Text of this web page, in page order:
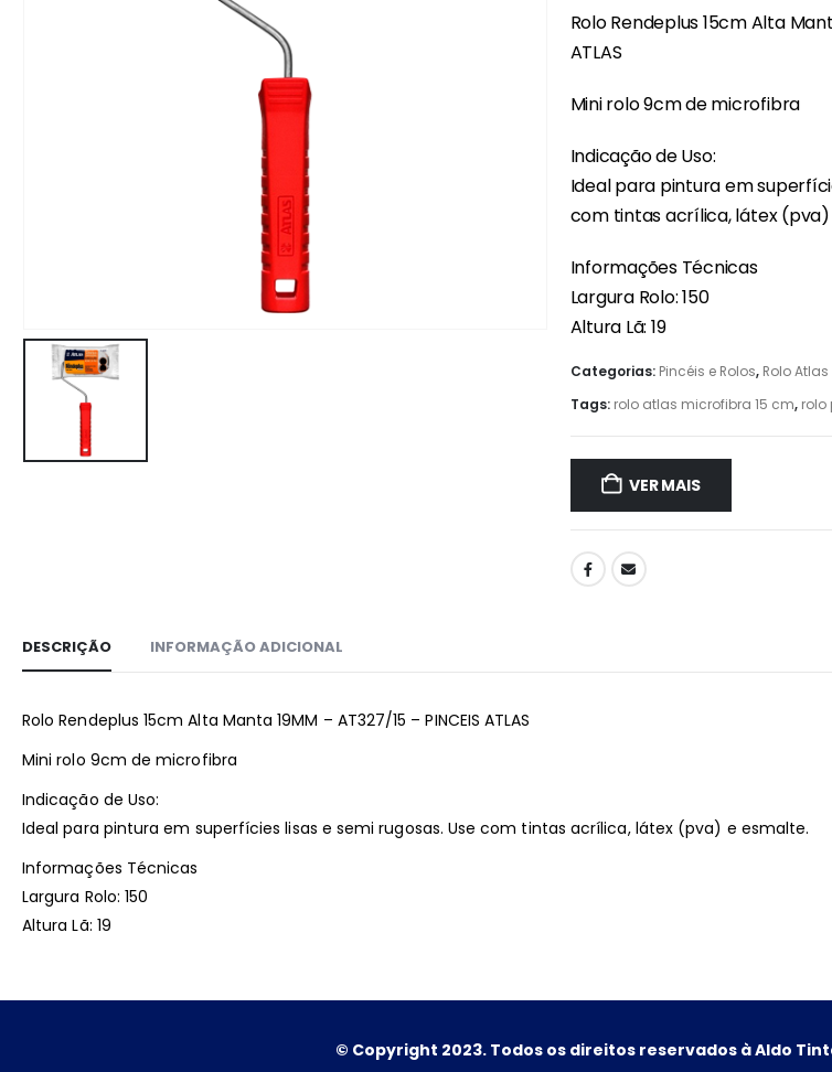
Rolo Rendeplus 15cm Alta
ATLAS
Mini rolo 9cm de microfibra
Indicação de Uso:
Ideal para pintura em
com tintas acrílica, látex (pva)
Informações Técnicas
Largura Rolo: 150
Altura Lã: 19
Categorias: Pincéis e Rolos, Rolo Atlas
Tags: rolo atlas microfibra 15 cm, rolo
VER MAIS
DESCRIÇÃO INFORMAÇÃO ADICIONAL
Rolo Rendeplus 15cm Alta Manta 19MM – AT327/15 – PINCEIS ATLAS
Mini rolo 9cm de microfibra
Indicação de Uso:
Ideal para pintura em superfícies lisas e semi rugosas. Use com tintas acrílica, látex (pva) e esmalte.
Informações Técnicas
Largura Rolo: 150
Altura Lã: 19
© Copyright 2023. Todos os direitos reservados à Aldo